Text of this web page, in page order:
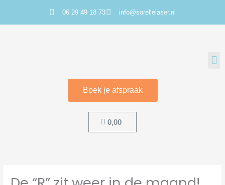
06 29 49 18 73 info@sorellelaser.nl
Boek je afspraak
0,00
Cart